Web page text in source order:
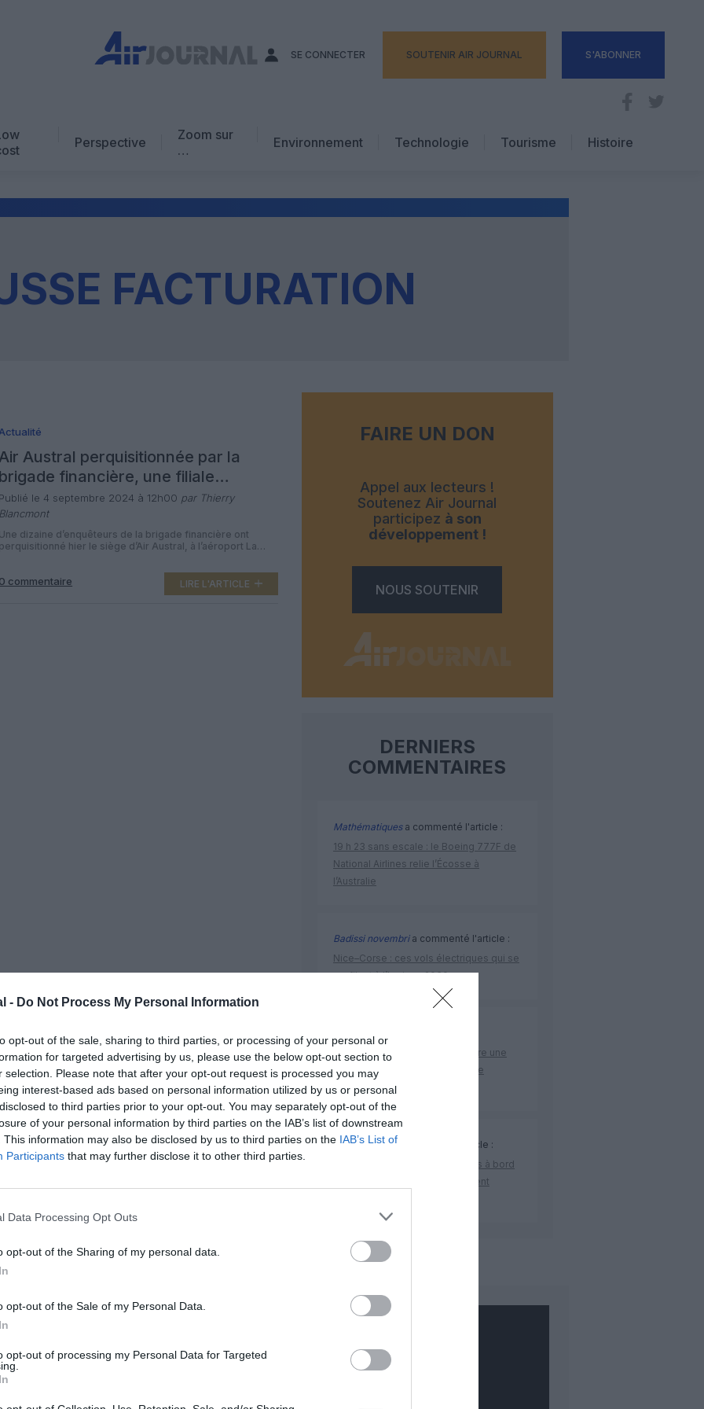
- Do Not Process My Personal Information
opt-out of the sale, sharing to third parties, or processing of your personal or
for targeted advertising by us, please use the below opt-out section to
selection. Please note that after your opt-out request is processed you may
interest-based ads based on personal information utilized by us or personal
to third parties prior to your opt-out. You may separately opt-out of the
of your personal information by third parties on the IAB’s list of downstream
This information may also be disclosed by us to third parties on the IAB’s List of
Participants that may further disclose it to other third parties.
Data Processing Opt Outs
opt-out of the Sharing of my personal data.
opt-out of the Sale of my Personal Data.
opt-out of processing my Personal Data for Targeted
SE CONNECTER SOUTENIR AIR JOURNAL S'ABONNER
Perspective
Zoom sur
…
Vidéo
Environnement Technologie
Tourisme
Hôtellerie
Histoire
FACTURATION
Actualité
Austral perquisitionnée par la
brigade financière, une filiale
soupçonnée de fausse facturation
Publié le 4 septembre 2024 à 12h00 par Thierry
Blancmont
Une dizaine d’enquêteurs de la brigade financière ont
perquisitionné hier le siège d’Air Austral, à l’aéroport La
facturation. L’enquête préliminaire de la brigade financière
concerne la filiale Mascareignes Développement (MADEV)
d’Air Austral. Cette filiale gère le centre de formation d’Air
0 commentaire LIRE L'ARTICLE
FAIRE UN DON
Appel aux lecteurs !
Soutenez Air Journal
participez à son
développement !
NOUS SOUTENIR
DERNIERS
COMMENTAIRES
Mathématiquesa commenté l'article :
19 h 23 sans escale : le Boeing 777F de
National Airlines relie l’Écosse à
l’Australie
Badissi novembria commenté l'article :
Nice–Corse : ces vols électriques qui se
profilent à l’horizon 2030
Bruxelles–Porto : Transavia ouvre une
nouvelle liaison loisirs à partir de
décembre 2026
CHECK LASTa commenté l'article :
EasyJet fait monter les doudous à bord
avec des cartes d’embarquement